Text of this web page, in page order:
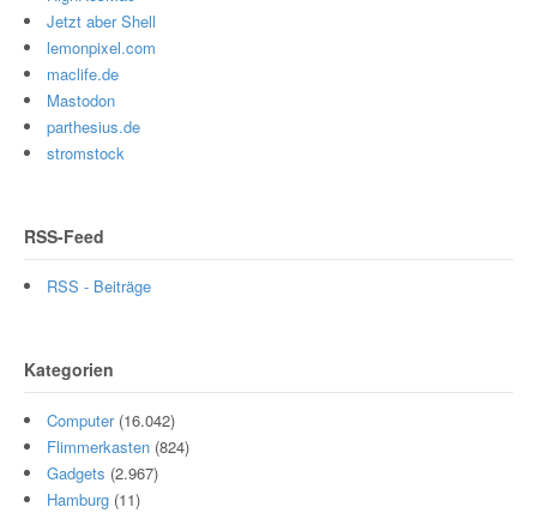
Jetzt aber Shell
lemonpixel.com
maclife.de
Mastodon
parthesius.de
stromstock
RSS-Feed
RSS - Beiträge
Kategorien
Computer(16.042)
Flimmerkasten (824)
Gadgets (2.967)
Hamburg (11)